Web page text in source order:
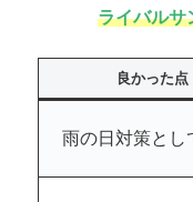
ライバルサ
良かった点
雨の日 対策とし